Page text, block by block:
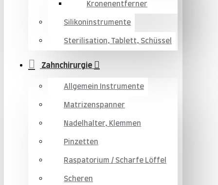
Kronenentferner
Silikoninstrumente
Sterilisation, Tablett, Schüssel
Zahnchirurgie
Allgemein Instrumente
Matrizenspanner
Nadelhalter, Klemmen
Pinzetten
Raspatorium / Scharfe Löffel
Scheren